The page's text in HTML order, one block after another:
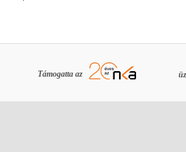
Támogatta az